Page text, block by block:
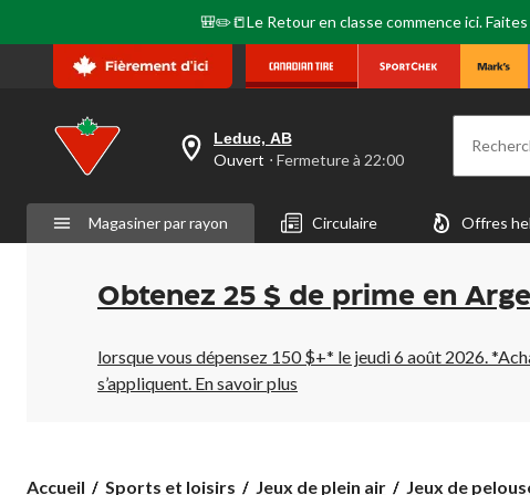
🎒✏️📒Le Retour en classe commence ici.
votre
est
Leduc,
AB,
Fermeture
à
22:00
cliquer
pour
Leduc, AB
Ouvert ⋅ Fermeture à 22:00
Magasiner par rayon Circulaire Offres
Obtenez 25 $ de prime en
lorsque vous dépensez 150 $+* le jeudi 6 août 2026.
s’appliquent. En savoir plus
Accueil Sports et loisirs Jeux de plein air Jeux de